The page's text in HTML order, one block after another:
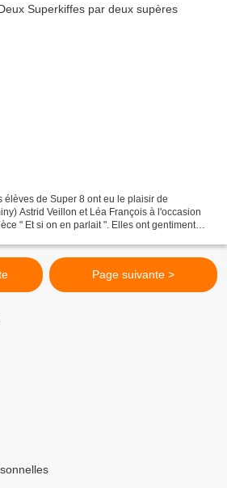
élèves de Super 8 ont eu le plaisir de
Astrid Veillon et Léa François à l'occasion
" Et si on en parlait ". Elles ont gentiment
Page suivante >